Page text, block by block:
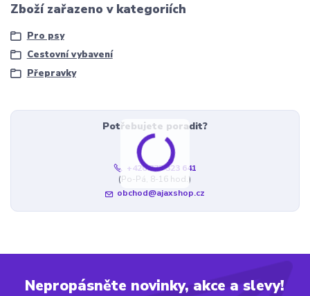
Zboží zařazeno v kategoriích
Pro psy
Cestovní vybavení
Přepravky
Potřebujete poradit?
+420 777 323 641
(Po-Pá, 8-16 hod.)
obchod@ajaxshop.cz
Nepropásněte novinky, akce a slevy!